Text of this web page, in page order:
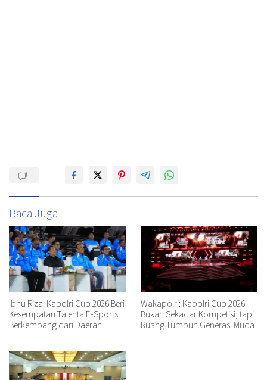
Baca Juga
Ibnu Riza: Kapolri Cup 2026 Beri
Kesempatan Talenta E-Sports
Berkembang dari Daerah
Wakapolri: Kapolri Cup 2026
Bukan Sekadar Kompetisi, tapi
Ruang Tumbuh Generasi Muda